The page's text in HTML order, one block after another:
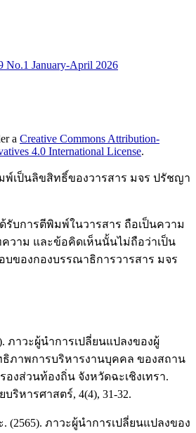
No.1 January-April 2026
a Creative Commons Attribution-
4.0 International License.
เป็นลิขสิทธิ์ของวารสาร มจร ปรัชญา
บการตีพิมพ์ในวารสาร ถือเป็นความ
วาม และข้อคิดเห็นนั้นไม่ถือว่าเป็น
ของกองบรรณาธิการวารสาร มจร
ภาวะผู้นำการเปลี่ยนแปลงของผู้
ภาพการบริหารงานบุคคล ของสถาน
งส่วนท้องถิ่น จังหวัดฉะเชิงเทรา.
ริหารศาสตร์, 4(4), 31-32.
(2565). ภาวะผู้นำการเปลี่ยนแปลงของ